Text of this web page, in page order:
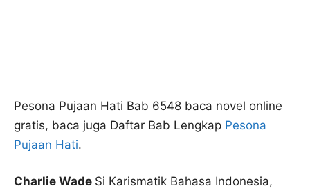
Pesona Pujaan Hati Bab 6548 baca novel online
gratis, baca juga Daftar Bab Lengkap Pesona
Pujaan Hati.
Charlie Wade Si Karismatik Bahasa Indonesia,